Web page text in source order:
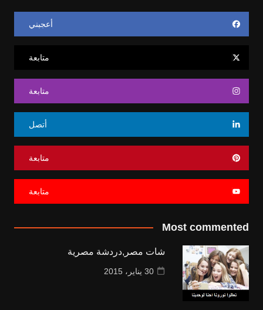
أعجبني
متابعة
متابعة
أتصل
متابعة
متابعة
Most commented
شات مصر,دردشة مصرية
30 يناير، 2015